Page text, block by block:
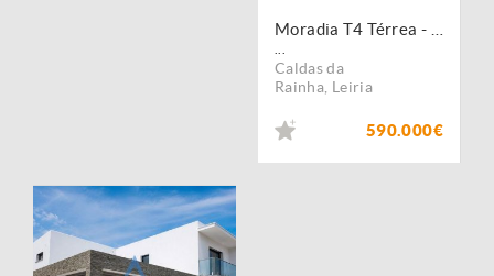
Caldas da
Rainha Leiria
590.000€